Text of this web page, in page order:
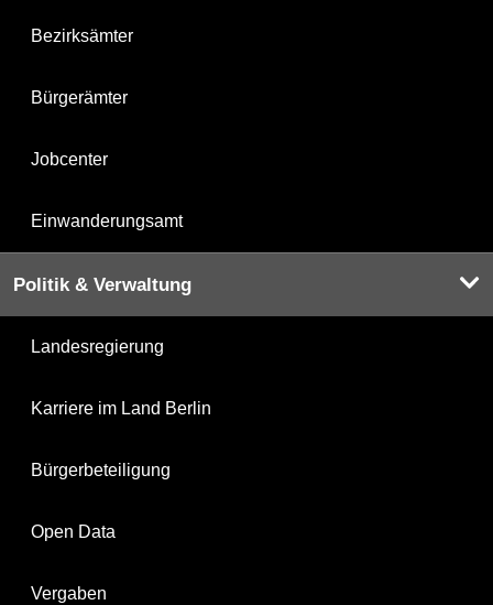
Bezirksämter
Bürgerämter
Jobcenter
Einwanderungsamt
Politik & Verwaltung
Landesregierung
Karriere im Land Berlin
Bürgerbeteiligung
Open Data
Vergaben